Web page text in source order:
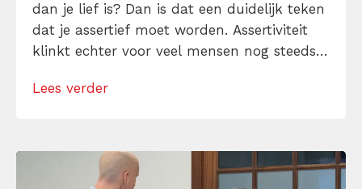
dan je lief is? Dan is dat een duidelijk teken
dat je assertief moet worden. Assertiviteit
klinkt echter voor veel mensen nog steeds
maar dat is niet zo. Assertiviteit draait juist
Lees verder